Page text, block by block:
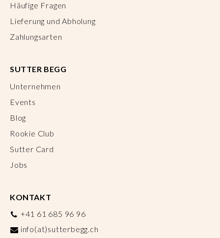
Häufige Fragen
Lieferung und Abholung
Zahlungsarten
SUTTER BEGG
Unternehmen
Events
Blog
Rookie Club
Sutter Card
Jobs
KONTAKT
+41 61 685 96 96
info(at)sutterbegg.ch